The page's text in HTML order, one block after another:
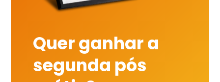
Quer ganhar a
segunda pós